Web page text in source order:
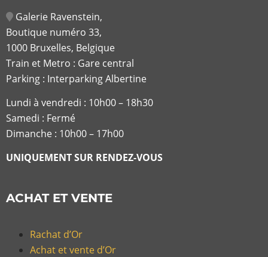
Galerie Ravenstein,
Boutique numéro 33,
1000 Bruxelles, Belgique
Train et Metro : Gare central
Parking : Interparking Albertine
Lundi à vendredi : 10h00 – 18h30
Samedi : Fermé
Dimanche : 10h00 – 17h00
UNIQUEMENT SUR RENDEZ-VOUS
ACHAT ET VENTE
Rachat d’Or
Achat et vente d’Or